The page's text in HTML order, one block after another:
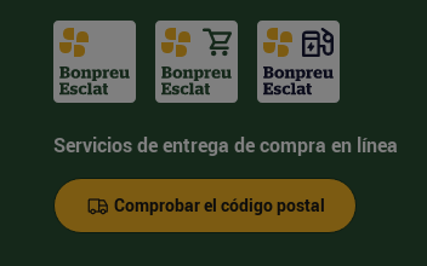
Servicios de entrega de compra en línea
Comprobar el código postal